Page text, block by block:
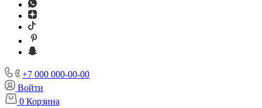
+7 000 000-00-00
Войти
0 Корзина